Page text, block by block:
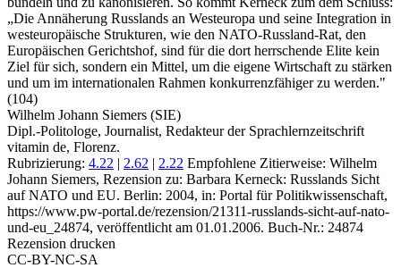
„Die Annäherung Russlands an Westeuropa und seine Integration in
westeuropäische Strukturen, wie den NATO-Russland-Rat, den
Europäischen Gerichtshof, sind für die dort herrschende Elite kein
Ziel für sich, sondern ein Mittel, um die eigene Wirtschaft zu stärken
und um im internationalen Rahmen konkurrenzfähiger zu werden."
(104)
Wilhelm Johann Siemers (SIE)
Dipl.-Politologe, Journalist, Redakteur der Sprachlernzeitschrift
vitamin de, Florenz.
Rubrizierung: 4.22 | 2.62 | 2.22 Empfohlene Zitierweise: Wilhelm
Johann Siemers, Rezension zu: Barbara Kerneck: Russlands Sicht
auf NATO und EU. Berlin: 2004, in: Portal für Politikwissenschaft,
https://www.pw-portal.de/rezension/21311-russlands-sicht-auf-nato-
und-eu_24874, veröffentlicht am 01.01.2006. Buch-Nr.: 24874
Rezension drucken
CC-BY-NC-SA